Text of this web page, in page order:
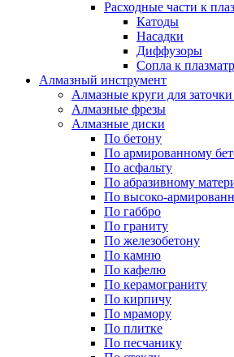
Расходные части к
Катоды
Насадки
Диффузоры
Сопла к
Алмазный инструмент
Алмазные круги для
Алмазные фрезы
Алмазные диски
По бетону
По армированному
По асфальту
По абразивному
По высоко-
По габбро
По граниту
По железобетону
По камню
По кафелю
По керамограниту
По кирпичу
По мрамору
По плитке
По песчанику